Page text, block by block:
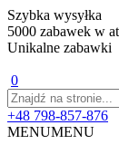
Szybka wysyłka
5000 zabawek w
Unikalne zabawki
0
+48 798-857-876
MENUMENU